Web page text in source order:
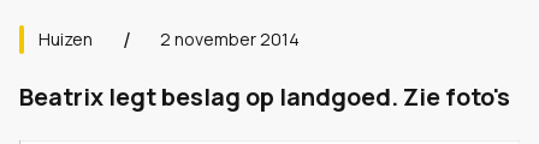
Huizen 2 november 2014
Beatrix legt beslag op landgoed. Zie foto's